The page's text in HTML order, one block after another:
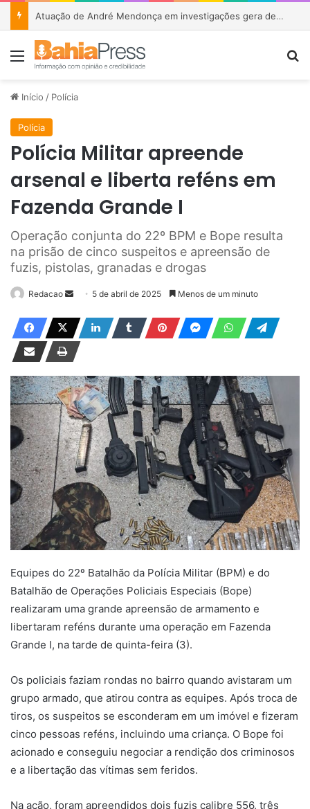
Atuação de André Mendonça em investigações gera debate sobre relação entre STF e Polícia Federal
Menu
Início / Polícia
Polícia
Polícia Militar apreende
arsenal e liberta reféns em
Fazenda Grande I
Operação conjunta do 22º BPM e Bope resulta
na prisão de cinco suspeitos e apreensão de
fuzis, pistolas, granadas e drogas
Redacao
n
d
e
u
m
e
-
m
a
i
l
5 de abril de 2025 Menos de um minuto
Equipes do 22º Batalhão da Polícia Militar (BPM) e do
Batalhão de Operações Policiais Especiais (Bope)
realizaram uma grande apreensão de armamento e
libertaram reféns durante uma operação em Fazenda
Grande I, na tarde de quinta-feira (3).
Os policiais faziam rondas no bairro quando avistaram um
grupo armado, que atirou contra as equipes. Após troca de
tiros, os suspeitos se esconderam em um imóvel e fizeram
cinco pessoas reféns, incluindo uma criança. O Bope foi
acionado e conseguiu negociar a rendição dos criminosos
e a libertação das vítimas sem feridos.
Na ação, foram apreendidos dois fuzis calibre 556, três